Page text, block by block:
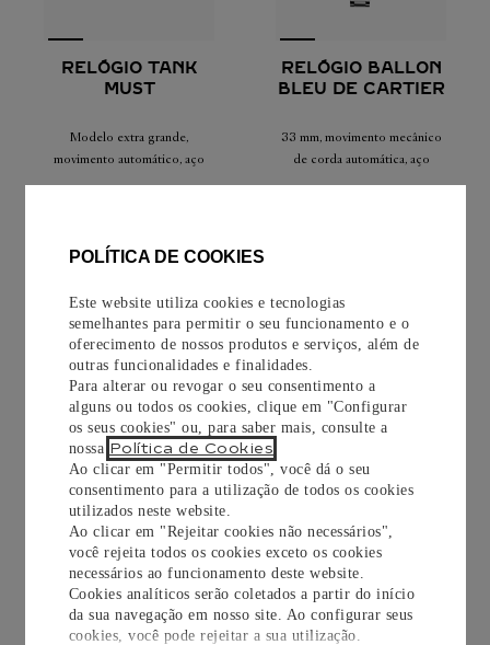
POLÍTICA DE COOKIES
Este website utiliza cookies e tecnologias
semelhantes para permitir o seu funcionamento e o
oferecimento de nossos produtos e serviços, além de
outras funcionalidades e finalidades.
Para alterar ou revogar o seu consentimento a
alguns ou todos os cookies, clique em "Configurar
os seus cookies" ou, para saber mais, consulte a
nossa Política de Cookies
Ao clicar em "Permitir todos", você dá o seu
consentimento para a utilização de todos os cookies
utilizados neste website.
Ao clicar em "Rejeitar cookies não necessários",
você rejeita todos os cookies exceto os cookies
necessários ao funcionamento deste website.
Cookies analíticos serão coletados a partir do início
da sua navegação em nosso site. Ao configurar seus
cookies, você pode rejeitar a sua utilização.
RELÓGIO TANK
MUST
Modelo extra grande,
movimento automático, aço
COMPRAR
RELÓGIO BALLON
BLEU DE CARTIER
33 mm, movimento mecânico
de corda automática, aço
RELÓGIO BALLON
BLEU DE CARTIER
42 mm, movimento mecânico
de corda automática, aço
58 000 , 00
RELÓGIO SANTOS
Modelo médio, movimento
automático, aço, pulseiras de
metal e couro intercambiáveis
R$ 58.